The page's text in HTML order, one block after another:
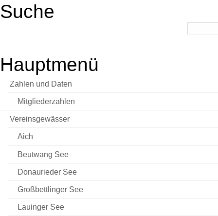
Suche
Hauptmenü
Zahlen und Daten
Mitgliederzahlen
Vereinsgewässer
Aich
Beutwang See
Donaurieder See
Großbettlinger See
Lauinger See